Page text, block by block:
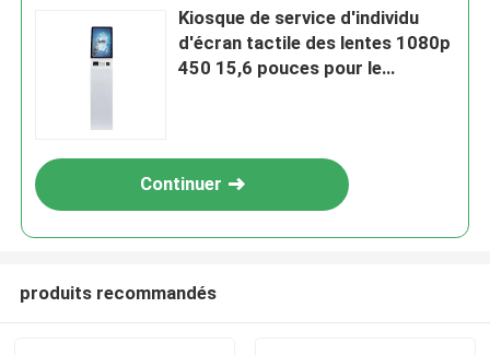
Kiosque de service d'individu
d'écran tactile des lentes 1080p
450 15,6 pouces pour le
Continuer
produits recommandés